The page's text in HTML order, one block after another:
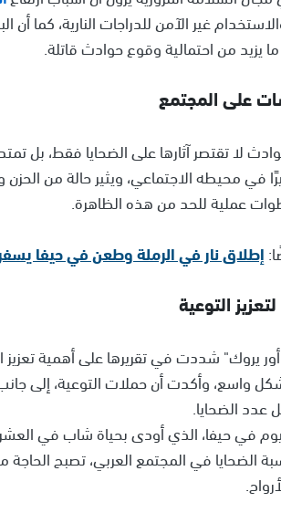
غير الآمن للدراجات النارية،
يزيد من احتمالية وقوع حوادث قاتلة.
على المجتمع
لا تقتصر آثارها على الضحايا فقط،
في محيطه الاجتماعي، ويثير حالة من
عملية للحد من هذه الظاهرة.
إطلاق نار في الرملة وطعن في حيفا
التوعية
يروك" شددت في تقريرها على أهمية تعزيز
واسع، وأكدت أن حملات التوعية، إلى
عدد الضحايا.
في حيفا، الذي أودى بحياة شاب في
الضحايا في المجتمع العربي، تصبح